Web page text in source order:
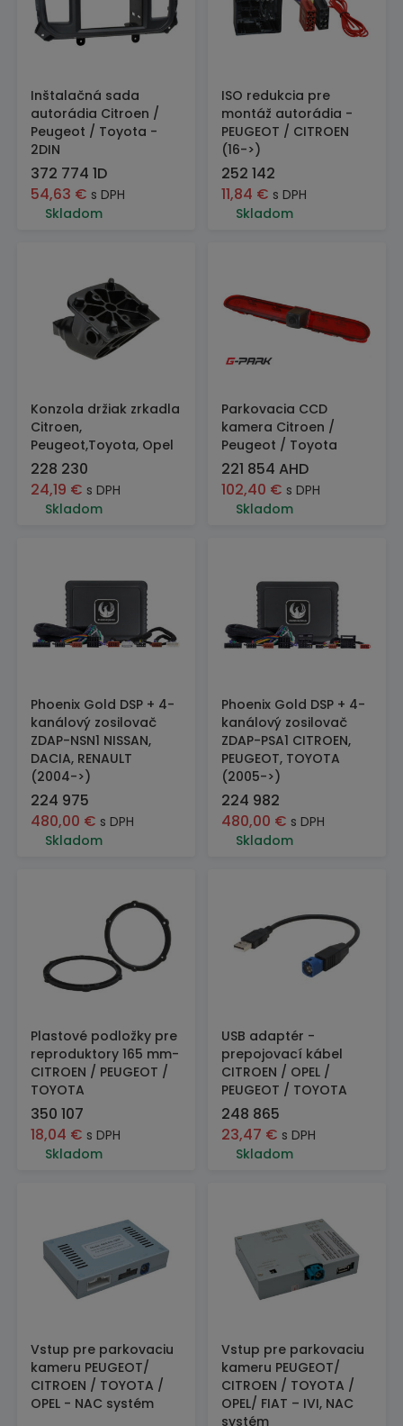
Inštalačná sada
autorádia Citroen /
Peugeot / Toyota -
2DIN
372 774 1D
54,63 € s DPH
Skladom
ISO redukcia pre
montáž autorádia -
PEUGEOT / CITROEN
(16->)
252 142
11,84 € s DPH
Skladom
Konzola držiak zrkadla
Citroen,
Peugeot,Toyota, Opel
228 230
24,19 € s DPH
Skladom
Parkovacia CCD
kamera Citroen /
Peugeot / Toyota
221 854 AHD
102,40 € s DPH
Skladom
Phoenix Gold DSP + 4-
kanálový zosilovač
ZDAP-NSN1 NISSAN,
DACIA, RENAULT
(2004->)
224 975
480,00 € s DPH
Skladom
Phoenix Gold DSP + 4-
kanálový zosilovač
ZDAP-PSA1 CITROEN,
PEUGEOT, TOYOTA
(2005->)
224 982
480,00 € s DPH
Skladom
Plastové podložky pre
reproduktory 165 mm-
CITROEN / PEUGEOT /
TOYOTA
350 107
18,04 € s DPH
Skladom
USB adaptér -
prepojovací kábel
CITROEN / OPEL /
PEUGEOT / TOYOTA
248 865
23,47 € s DPH
Skladom
Vstup pre parkovaciu
kameru PEUGEOT/
CITROEN / TOYOTA /
OPEL - NAC systém
Vstup pre parkovaciu
kameru PEUGEOT/
CITROEN / TOYOTA /
OPEL/ FIAT – IVI, NAC
systém